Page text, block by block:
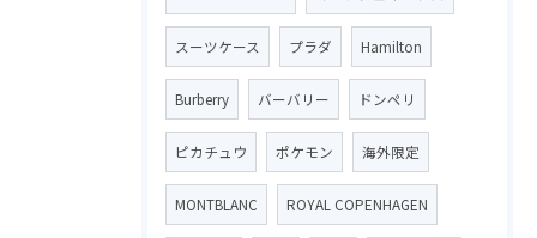
スーツケース プラダ Hamilton
Burberry バーバリー ドンペリ
ピカチュウ ポケモン 海外限定
MONTBLANC ROYAL COPENHAGEN